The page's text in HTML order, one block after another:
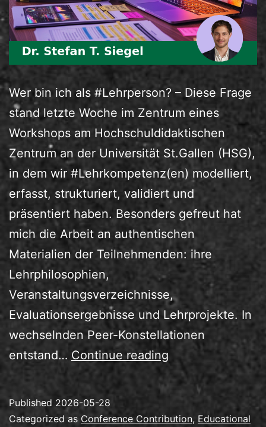
Wer bin ich als #Lehrperson? – Diese Frage
stand letzte Woche im Zentrum eines
Workshops am Hochschuldidaktischen
Zentrum an der Universität St.Gallen (HSG),
in dem wir #Lehrkompetenz(en) modelliert,
erfasst, strukturiert, validiert und
präsentiert haben. Besonders gefreut hat
mich die Arbeit an authentischen
Materialien der Teilnehmenden: ihre
Lehrphilosophien,
Veranstaltungsverzeichnisse,
Evaluationsergebnisse und Lehrprojekte. In
wechselnden Peer-Konstellationen
entstand… Continue reading
durch
Lehrportfolios
mit/trotz
Published 2026-05-28
Categorized as Conference Contribution, Educational